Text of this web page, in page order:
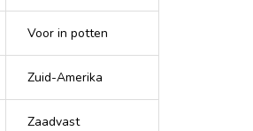
Voor in potten
Zuid-Amerika
Zaadvast